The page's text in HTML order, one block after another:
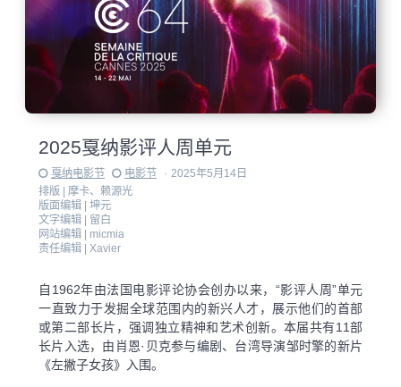
2025戛纳影评人周单元
戛纳电影节 电影节 · 2025年5月14日
排版 | 摩卡、赖源光
版面编辑 | 坤元
文字编辑 | 留白
网站编辑 | micmia
责任编辑 | Xavier
自1962年由法国电影评论协会创办以来，“影评人周”单元
一直致力于发掘全球范围内的新兴人才，展示他们的首部
或第二部长片，强调独立精神和艺术创新。本届共有11部
长片入选，由肖恩·贝克参与编剧、台湾导演邹时擎的新片
《左撇子女孩》入围。